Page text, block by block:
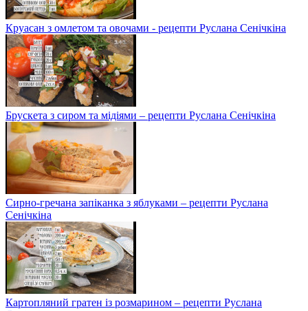
Круасан з омлетом та овочами - рецепти Руслана Сенічкіна
Брускета з сиром та мідіями – рецепти Руслана Сенічкіна
Сирно-гречана запіканка з яблуками – рецепти Руслана
Сенічкіна
Картопляний гратен із розмарином – рецепти Руслана